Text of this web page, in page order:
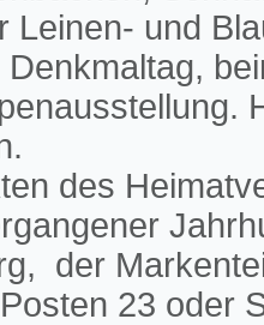
Leinen- und
des
der
23 oder